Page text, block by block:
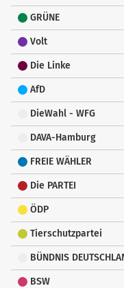
GRÜNE
Volt
Die Linke
AfD
DieWahl - WFG
DAVA-Hamburg
FREIE WÄHLER
Die PARTEI
ÖDP
Tierschutzpartei
BÜNDNIS
BSW